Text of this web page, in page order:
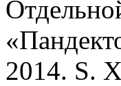
2014. S.